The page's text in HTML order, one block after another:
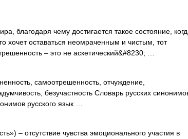
благодаря чему достигается такое состояние,
хочет оставаться неомраченным и чистым, тот
– это не аскетический&#8230; …
самоотрешенность, отчуждение,
безучастность Словарь русских
русского язык …
– отсутствие чувства эмоционального участия в